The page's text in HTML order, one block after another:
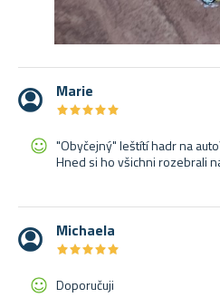
Marie
★★★★★
★★★★★
"Obyčejný" leštítí hadr na
Hned si ho všichni rozebrali
Michaela
★★★★★
★★★★★
Doporučuji